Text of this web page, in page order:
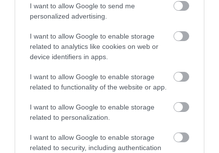
I want to allow Google to send me
personalized advertising.
I want to allow Google to enable storage
related to analytics like cookies on web or
device identifiers in apps.
I want to allow Google to enable storage
related to functionality of the website or app.
I want to allow Google to enable storage
related to personalization.
I want to allow Google to enable storage
related to security, including authentication
detaliată. Deschiderea era prevăzută inițial pentru
sfârșitul lui 2016, însă podul a fost inaugurat oficial în
La construcție s-au folosit 400.000 de tone
de oțel, iar structura a fost proiectată să
reziste la cutremure și taifunuri.